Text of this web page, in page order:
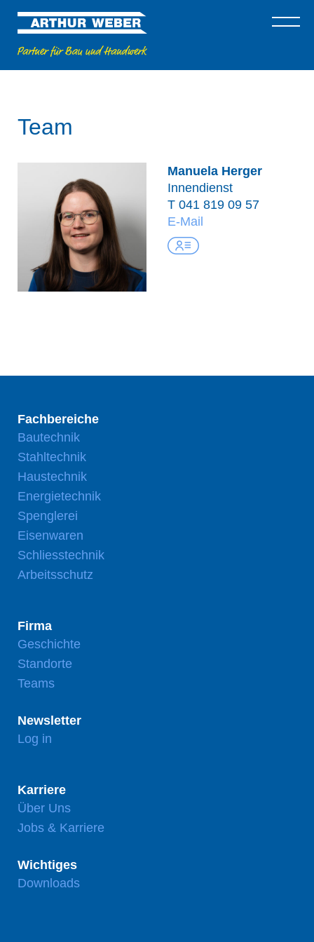
Team
Manuela Herger
Innendienst
T 041 819 09 57
E-Mail
Fachbereiche
Bautechnik
Stahltechnik
Haustechnik
Energietechnik
Spenglerei
Eisenwaren
Schliesstechnik
Arbeitsschutz
Firma
Geschichte
Standorte
Teams
Newsletter
Log in
Karriere
Über Uns
Jobs & Karriere
Wichtiges
Downloads